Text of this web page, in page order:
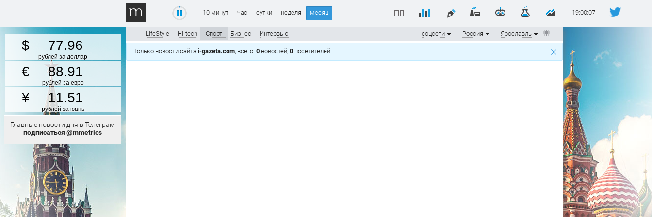
77.96
рублей за доллар
88.91
рублей за евро
11.51
рублей за юань
Главные новости дня в Телеграм
подписаться @mmetrics
19:00:07
10 минут час сутки неделя месяц
LifeStyle Hi-tech Спорт Бизнес Интервью Ярославль
Россия
соцсети
Только новости сайта i-gazeta.com, всего: 0 новостей, 0 посетителей.